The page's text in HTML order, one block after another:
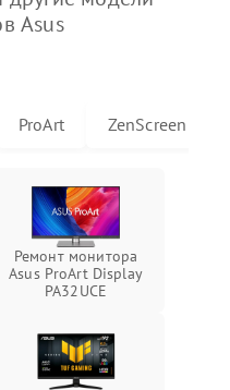
Asus
ProArt ZenScreen
Ремонт монитора
Asus ProArt Display
PA32UCE